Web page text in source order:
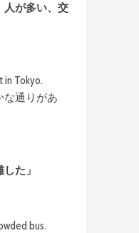
人が多い、交
in Tokyo.
な通りがあ
た」
bus.